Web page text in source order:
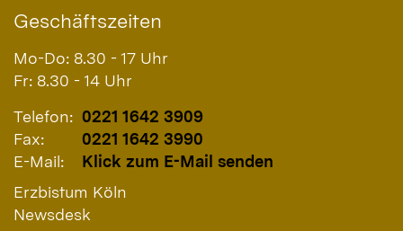
Geschäftszeiten
Mo-Do: 8.30 - 17 Uhr
Fr: 8.30 - 14 Uhr
Telefon: 0221 1642 3909
Fax:
0221 1642 3990
E-Mail:
Klick zum E-Mail senden
Erzbistum Köln
Newsdesk